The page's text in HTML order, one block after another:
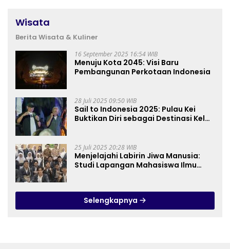
Wisata
Berita Wisata & Kuliner
16 September 2025 16:54 WIB
Menuju Kota 2045: Visi Baru
Pembangunan Perkotaan Indonesia
28 Juli 2025 09:50 WIB
Sail to Indonesia 2025: Pulau Kei
Buktikan Diri sebagai Destinasi Kelas
25 Juli 2025 20:28 WIB
Menjelajahi Labirin Jiwa Manusia:
Studi Lapangan Mahasiswa Ilmu
Selengkapnya